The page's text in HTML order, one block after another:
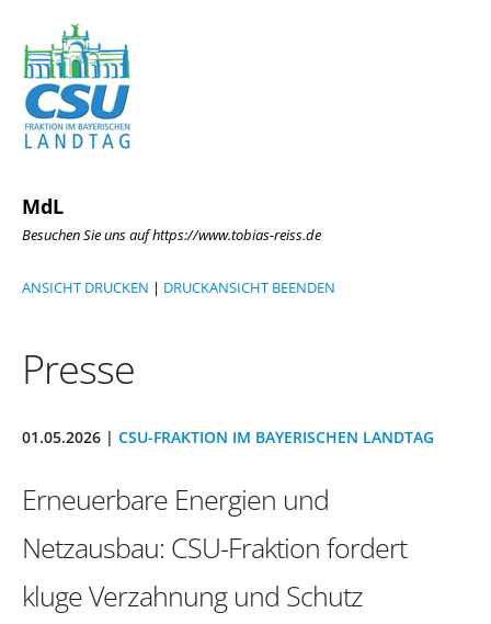
MdL
Besuchen Sie uns auf https://www.tobias-reiss.de
ANSICHT DRUCKEN | DRUCKANSICHT BEENDEN
Presse
01.05.2026 | CSU-FRAKTION IM BAYERISCHEN LANDTAG
Erneuerbare Energien und
Netzausbau: CSU-Fraktion fordert
kluge Verzahnung und Schutz